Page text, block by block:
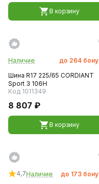
В корзину
Наличие до 264
Шина R17 225/65 CORDIANT
Sport 3 106H
Код 1011349
8 807 ₽
В корзину
4,7Наличие до 173